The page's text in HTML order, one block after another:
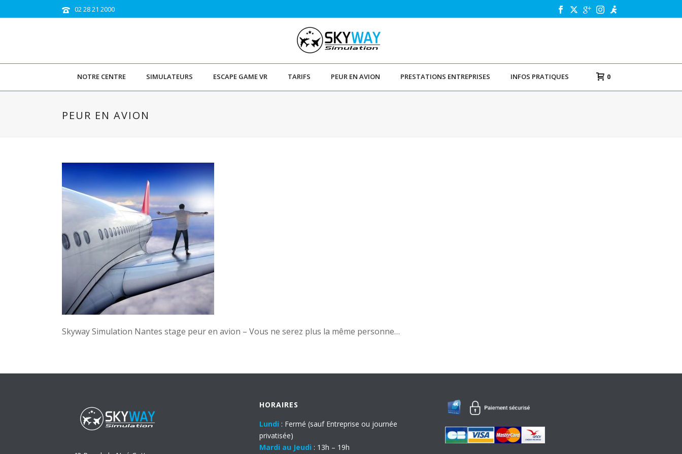
02 28 21 2000
NOTRE CENTRE SIMULATEURS ESCAPE GAME VR TARIFS PEUR EN AVION PRESTATIONS ENTREPRISES INFOS PRATIQUES 0
PEUR EN AVION
Skyway Simulation Nantes stage peur en avion – Vous ne serez plus la même personne…
HORAIRES
Lundi : Fermé (sauf Entreprise ou journée
privatisée)
Mardi au Jeudi : 13h – 19h